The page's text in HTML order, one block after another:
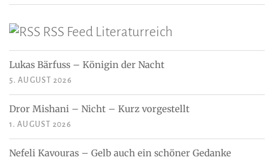
RSS Feed Literaturreich
Lukas Bärfuss – Königin der Nacht
5. AUGUST 2026
Dror Mishani – Nicht – Kurz vorgestellt
1. AUGUST 2026
Nefeli Kavouras – Gelb auch ein schöner Gedanke